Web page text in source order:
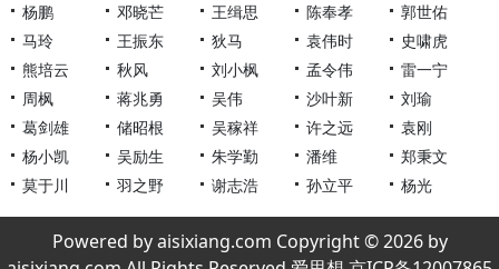
杨鹏
邓晓芒 王缉思 陈奉孝
郭世佑
马玲
王振东 狄马 袁伟时
史啸虎
熊培云
秋风 刘小枫 孟令伟
雷一宁
周枫
蒋兆勇 吴伟 沙叶新
刘瑜
葛剑雄
储昭根 吴稼祥 许之远
袁刚
杨小凯
吴励生 朱学勤 潘维
郑秉文
莫于川
羽之野 谢志浩 孙立平 杨光
Powered by aisixiang.com Copyright © 2026 by